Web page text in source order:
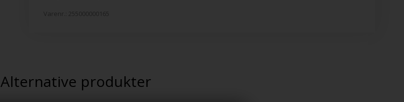
Varenr.: 255000000165
Alternative produkter